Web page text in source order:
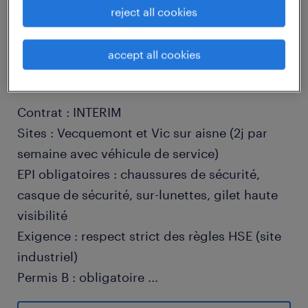
job details
descriptif du poste
Contrat : INTERIM
Sites : Vecquemont et Vic sur aisne (2j par
semaine avec véhicule de service)
EPI obligatoires : chaussures de sécurité,
casque de sécurité, sur-lunettes, gilet haute
visibilité
Exigence : respect strict des règles HSE (site
industriel)
Permis B : obligatoire ...
Anglais technique : lecture / échanges
reject all cookies
accept all cookies